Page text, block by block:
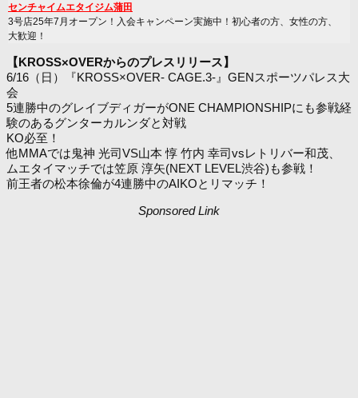
センチャイムエタイジム蒲田
3号店25年7月オープン！入会キャンペーン実施中！初心者の方、女性の方、
大歓迎！
【KROSS×OVERからのプレスリリース】
6/16（日）『KROSS×OVER- CAGE.3-』GENスポーツパレス大
会
5連勝中のグレイブディガーがONE CHAMPIONSHIPにも参戦経
験のあるグンターカルンダと対戦
KO必至！
他MMAでは鬼神 光司VS山本 惇 竹内 幸司vsレトリバー和茂、
ムエタイマッチでは笠原 淳矢(NEXT LEVEL渋谷)も参戦！
前王者の松本徐倫が4連勝中のAIKOとリマッチ！
Sponsored Link